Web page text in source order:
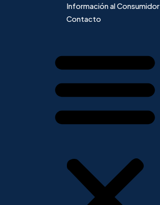
Información al Consumidor
Contacto